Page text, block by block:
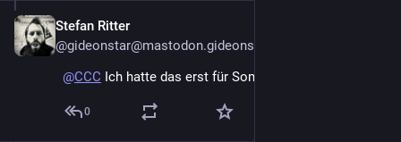
Stefan Ritter
@gideonstar@mastodon.gideonstar.de
@CCC Ich hatte das erst für Sommer vorhergesagt.
0